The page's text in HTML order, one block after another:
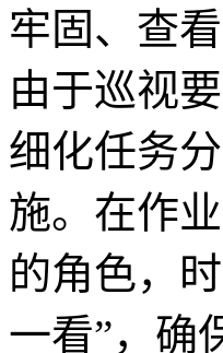
牢固、查
由于巡视
细化任务
施。在作
的角色，
一看”，确